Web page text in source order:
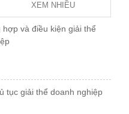
XEM NHIỀU
và điều kiện giải thể
tục giải thể doanh nghiệp